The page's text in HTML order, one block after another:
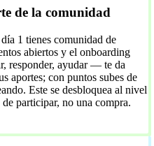
de la comunidad
1 tienes comunidad de
abiertos y el onboarding
responder, ayudar — te da
aportes; con puntos subes de
Este se desbloquea al nivel
participar, no una compra.